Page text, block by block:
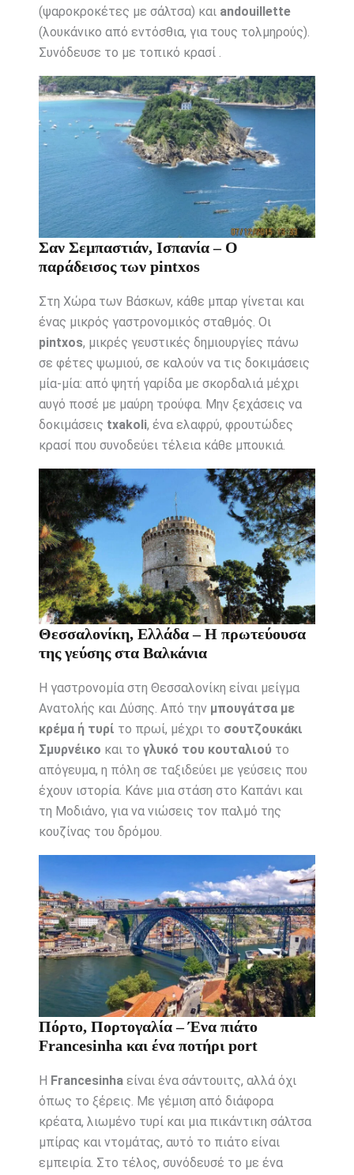
(ψαροκροκέτες με σάλτσα) και andouillette
(λουκάνικο από εντόσθια, για τους τολμηρούς).
Συνόδευσε το με τοπικό κρασί .
Σαν Σεμπαστιάν, Ισπανία – Ο
παράδεισος των pintxos
Στη Χώρα των Βάσκων, κάθε μπαρ γίνεται και
ένας μικρός γαστρονομικός σταθμός. Οι
pintxos, μικρές γευστικές δημιουργίες πάνω
σε φέτες ψωμιού, σε καλούν να τις δοκιμάσεις
μία-μία: από ψητή γαρίδα με σκορδαλιά μέχρι
αυγό ποσέ με μαύρη τρούφα. Μην ξεχάσεις να
δοκιμάσεις txakoli, ένα ελαφρύ, φρουτώδες
κρασί που συνοδεύει τέλεια κάθε μπουκιά.
Θεσσαλονίκη, Ελλάδα – Η πρωτεύουσα
της γεύσης στα Βαλκάνια
Η γαστρονομία στη Θεσσαλονίκη είναι μείγμα
Ανατολής και Δύσης. Από την μπουγάτσα με
κρέμα ή τυρί το πρωί, μέχρι το σουτζουκάκι
Σμυρνέικο και το γλυκό του κουταλιούτο
απόγευμα, η πόλη σε ταξιδεύει με γεύσεις που
έχουν ιστορία. Κάνε μια στάση στο Καπάνι και
τη Μοδιάνο, για να νιώσεις τον παλμό της
κουζίνας του δρόμου.
Πόρτο, Πορτογαλία – Ένα πιάτο
Francesinha και ένα ποτήρι port
Η Francesinhaείναι ένα σάντουιτς, αλλά όχι
όπως το ξέρεις. Με γέμιση από διάφορα
κρέατα, λιωμένο τυρί και μια πικάντικη σάλτσα
μπίρας και ντομάτας, αυτό το πιάτο είναι
εμπειρία. Στο τέλος, συνόδευσέ το με ένα